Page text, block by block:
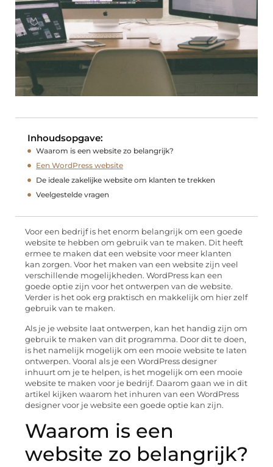
Inhoudsopgave:
Waarom is een website zo belangrijk?
Een WordPress website
De ideale zakelijke website om klanten te trekken
Veelgestelde vragen
Voor een bedrijf is het enorm belangrijk om een goede
website te hebben om gebruik van te maken. Dit heeft
ermee te maken dat een website voor meer klanten
kan zorgen. Voor het maken van een website zijn veel
verschillende mogelijkheden. WordPress kan een
goede optie zijn voor het ontwerpen van de website.
Verder is het ook erg praktisch en makkelijk om hier zelf
gebruik van te maken.
Als je je website laat ontwerpen, kan het handig zijn om
gebruik te maken van dit programma. Door dit te doen,
is het namelijk mogelijk om een mooie website te laten
ontwerpen. Vooral als je een WordPress designer
inhuurt om je te helpen, is het mogelijk om een mooie
website te maken voor je bedrijf. Daarom gaan we in dit
artikel kijken waarom het inhuren van een WordPress
designer voor je website een goede optie kan zijn.
Waarom is een
website zo belangrijk?